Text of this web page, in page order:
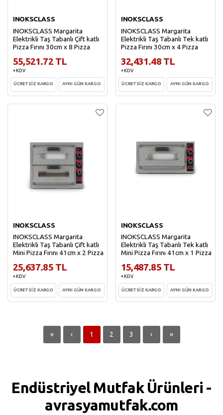
INOKSCLASS
INOKSCLASS Margarita
Elektrikli Taş Tabanlı Çift katlı
Pizza Fırını 30cm x 8 Pizza
55,521.72 TL
+ KDV
ÜCRETSİZ KARGO AYNI GÜN KARGO
Sepete Ekle
INOKSCLASS
INOKSCLASS Margarita
Elektrikli Taş Tabanlı Tek katlı
Pizza Fırını 30cm x 4 Pizza
32,431.48 TL
+ KDV
ÜCRETSİZ KARGO AYNI GÜN KARGO
Sepete Ekle
INOKSCLASS
INOKSCLASS Margarita
Elektrikli Taş Tabanlı Çift katlı
Mini Pizza Fırını 41cm x 2 Pizza
25,637.85 TL
+ KDV
ÜCRETSİZ KARGO AYNI GÜN KARGO
INOKSCLASS
INOKSCLASS Margarita
Elektrikli Taş Tabanlı Tek katlı
Mini Pizza Fırını 41cm x 1 Pizza
15,487.85 TL
+ KDV
ÜCRETSİZ KARGO AYNI GÜN KARGO
« ‹ 1 2 3 › »
Endüstriyel Mutfak Ürünleri -
avrasyamutfak.com